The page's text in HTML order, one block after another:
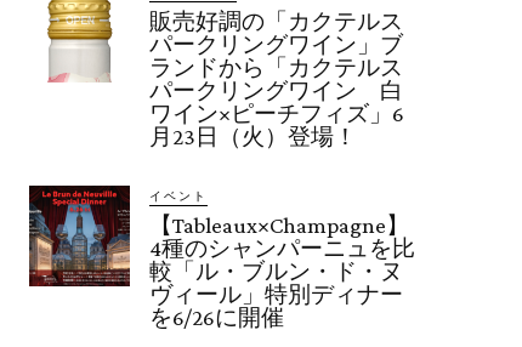
販売好調の「カクテルス
パークリングワイン」ブ
ランドから「カクテルス
パークリングワイン 白
ワイン×ピーチフィズ」6
月23日（火）登場！
イベント
【Tableaux×Champagne】
4種のシャンパーニュを比
較「ル・ブルン・ド・ヌ
ヴィール」特別ディナー
を6/26に開催